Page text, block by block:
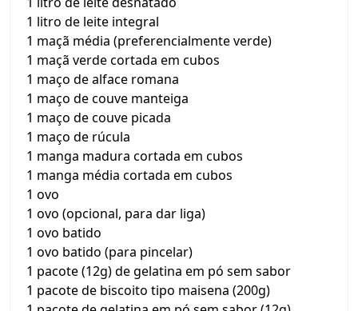
1 litro de leite integral
1 maçã média (preferencialmente verde)
1 maçã verde cortada em cubos
1 maço de alface romana
1 maço de couve manteiga
1 maço de couve picada
1 maço de rúcula
1 manga madura cortada em cubos
1 manga média cortada em cubos
1 ovo
1 ovo (opcional, para dar liga)
1 ovo batido
1 ovo batido (para pincelar)
1 pacote (12g) de gelatina em pó sem sabor
1 pacote de biscoito tipo maisena (200g)